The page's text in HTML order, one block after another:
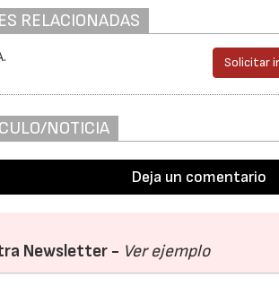
RELACIONADAS
Solicitar
NOTICIA
Deja un comentario
Newsletter - Ver ejemplo